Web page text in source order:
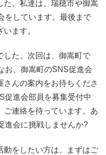
た。私達は、瑞穂市や御嵩
をしています。最後まで
ます。
した。次回は、御嵩町で
お、御嵩町のSNS促進会
んの案内をお待ちくださ
促進会部員を募集受付中
ご連絡を待っています。あ
進会に挑戦しませんか?
動をしたい方は、まずはご